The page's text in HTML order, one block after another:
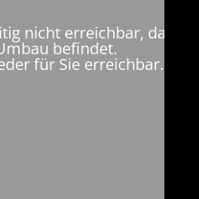
nicht erreichbar, da sich
befindet.
für Sie erreichbar.